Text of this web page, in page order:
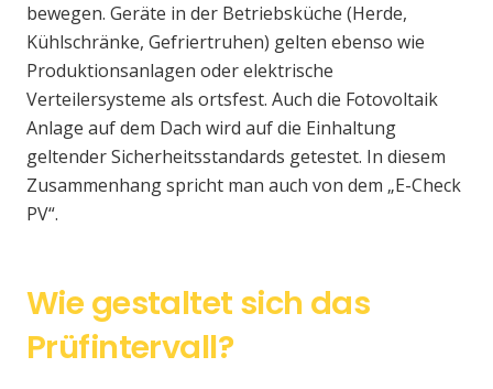
bewegen. Geräte in der Betriebsküche (Herde,
Kühlschränke, Gefriertruhen) gelten ebenso wie
Produktionsanlagen oder elektrische
Verteilersysteme als ortsfest. Auch die Fotovoltaik
Anlage auf dem Dach wird auf die Einhaltung
geltender Sicherheitsstandards getestet. In diesem
Zusammenhang spricht man auch von dem „E-Check
PV“.
Wie gestaltet sich das
Prüfintervall?